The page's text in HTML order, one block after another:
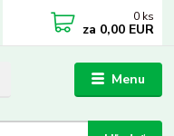
Menu
0 ks
za 0,00 EUR